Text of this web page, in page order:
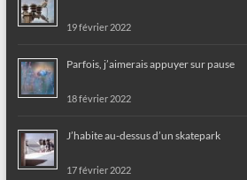
19 février 2022
Parfois, j’aimerais appuyer sur pause
18 février 2022
J’habite au-dessus d’un skatepark
17 février 2022